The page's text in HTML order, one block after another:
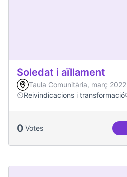
Soledat i aïllament
Taula Comunitària, març 2022
Reivindicacions i transformació
0 Votes